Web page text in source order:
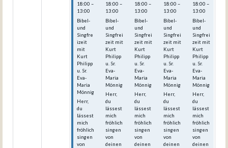
18:00 –
13:00
Bibel-
und
Singfre
izeit
mit
Kurt
Philipp
u. Sr.
Eva-
Maria
Mönnig
Herr,
du
lässest
mich
fröhlich
singen
von
18:00 –
13:00
Bibel-
und
Singfrei
zeit mit
Kurt
Philipp
u. Sr.
Eva-
Maria
Mönnig
Herr,
du
lässest
mich
fröhlich
singen
von
deinen
18:00 –
13:00
Bibel-
und
Singfrei
zeit mit
Kurt
Philipp
u. Sr.
Eva-
Maria
Mönnig
Herr,
du
lässest
mich
fröhlich
singen
von
deinen
18:00 –
13:00
Bibel-
und
Singfrei
zeit mit
Kurt
Philipp
u. Sr.
Eva-
Maria
Mönnig
Herr,
du
lässest
mich
fröhlich
singen
von
deinen
18:00 –
13:00
Bibel-
und
Singfrei
zeit mit
Kurt
Philipp
u. Sr.
Eva-
Maria
Mönnig
Herr,
du
lässest
mich
fröhlich
singen
von
deinen